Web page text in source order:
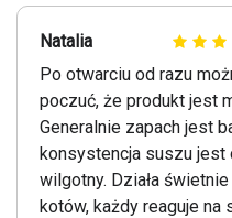
Natalia
Po otwarciu od razu
poczuć, że produkt jest
Generalnie zapach jest
konsystencja suszu jest
wilgotny. Działa
kotów, każdy reaguje